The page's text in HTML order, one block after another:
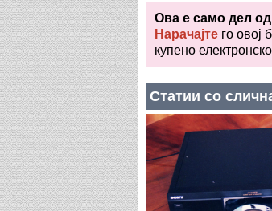
Ова е само дел од
Нарачајте го овој
купено
Статии со